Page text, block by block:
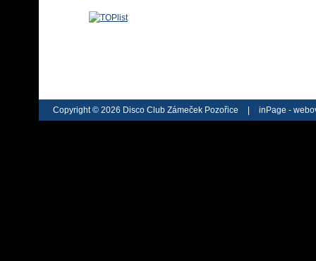
Copyright © 2026 Disco Club Zámeček Pozořice | inPage -